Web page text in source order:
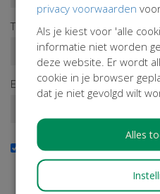
Tussenv.
E-mailadres*
Ja, ik wil de nieuwsbrief
Wil je op de hoogte blijven
privacy voorwaarden
Als je kiest voor 'alle
informatie niet worden
deze website. Er wordt
cookie in je browser
dat je niet gevolgd wilt
Alles